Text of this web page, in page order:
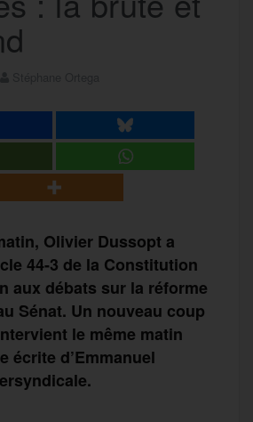
Olivier Dussopt a
44-3 de la Constitution
aux débats sur la réforme
Sénat. Un nouveau coup
le même matin
écrite d’Emmanuel